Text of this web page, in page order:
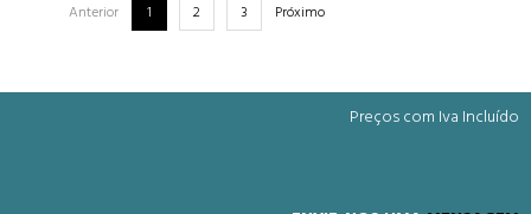
Anterior 1 2 3 Próximo
Preços com Iva Incluído